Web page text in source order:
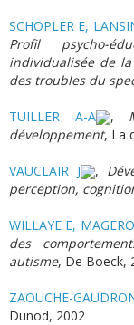
SCHOPLER E,
Profil psycho-
individualisée de
des troubles du
TUILLER A-A ,
développement, La
VAUCLAIR J ,
perception,
WILLAYE E,
des
autisme, De Boeck,
ZAOUCHE-
Dunod, 2002